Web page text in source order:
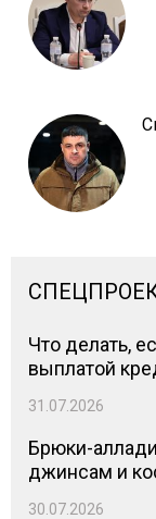
Что делать,
выплатой
31.07.2026
Брюки-
джинсам и
30.07.2026